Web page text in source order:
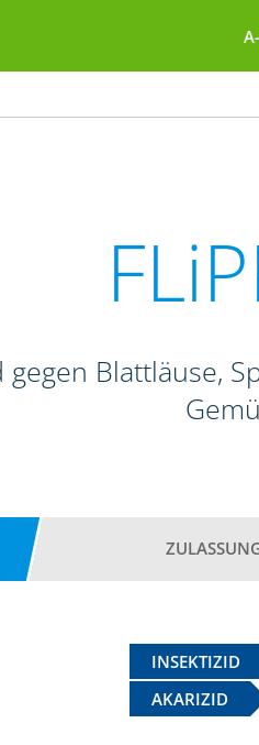
Blattläuse,
INSEKTIZID
AKARIZID